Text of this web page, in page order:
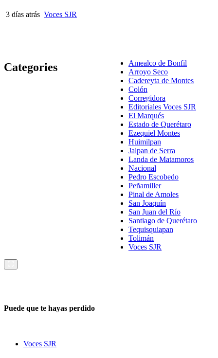
3 días atrás Voces SJR
Categories
Amealco de Bonfil
Arroyo Seco
Cadereyta de Montes
Colón
Corregidora
Editoriales Voces SJR
El Marqués
Estado de Querétaro
Ezequiel Montes
Huimilpan
Jalpan de Serra
Landa de Matamoros
Nacional
Pedro Escobedo
Peñamiller
Pinal de Amoles
San Joaquín
San Juan del Río
Santiago de Querétaro
Tequisquiapan
Tolimán
Voces SJR
Puede que te hayas perdido
Voces SJR